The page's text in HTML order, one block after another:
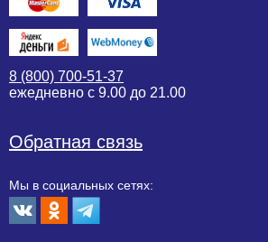
8 (800) 700-51-37
ежедневно с 9.00 до 21.00
Обратная связь
Мы в социальных сетях: